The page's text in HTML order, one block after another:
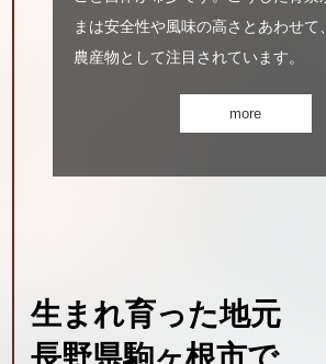
まは安全性や風味の高さとあわせて
農産物として注目されています。
生まれ育った地元
長野県駒ヶ根市で